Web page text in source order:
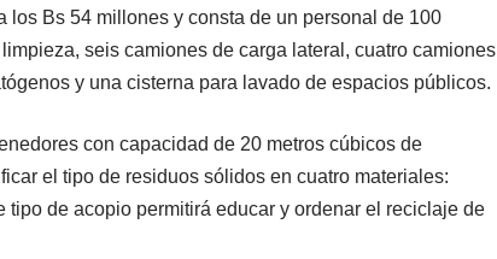
los Bs 54 millones y consta de un personal de 100
seis camiones de carga lateral, cuatro camiones
y una cisterna para lavado de espacios públicos.
con capacidad de 20 metros cúbicos de
el tipo de residuos sólidos en cuatro materiales:
tipo de acopio permitirá educar y ordenar el reciclaje de